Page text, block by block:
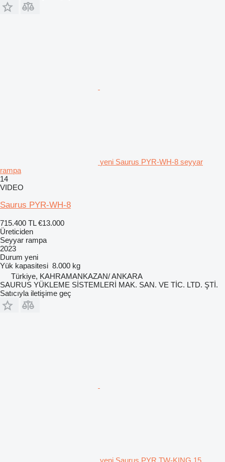
yeni Saurus PYR-WH-8 seyyar
rampa
14
VIDEO
Saurus PYR-WH-8
715.400 TL €13.000
Üreticiden
Seyyar rampa
2023
Durum yeni
Yük kapasitesi 8.000 kg
Türkiye, KAHRAMANKAZAN/ ANKARA
SAURUS YÜKLEME SİSTEMLERİ MAK. SAN. VE TİC. LTD. ŞTİ.
Satıcıyla iletişime geç